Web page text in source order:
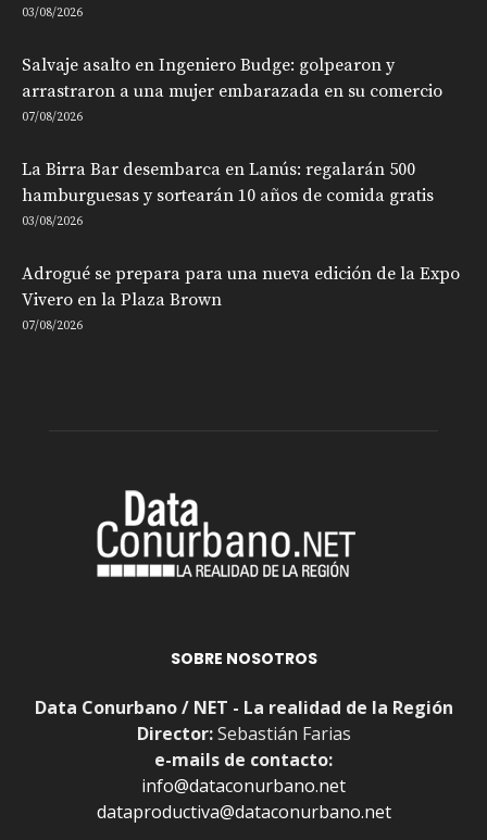
03/08/2026
Salvaje asalto en Ingeniero Budge: golpearon y
arrastraron a una mujer embarazada en su comercio
07/08/2026
La Birra Bar desembarca en Lanús: regalarán 500
hamburguesas y sortearán 10 años de comida gratis
03/08/2026
Adrogué se prepara para una nueva edición de la Expo
Vivero en la Plaza Brown
07/08/2026
SOBRE NOSOTROS
Data Conurbano / NET - La realidad de la Región
Director:Sebastián Farias
e-mails de contacto:
info@dataconurbano.net
dataproductiva@dataconurbano.net